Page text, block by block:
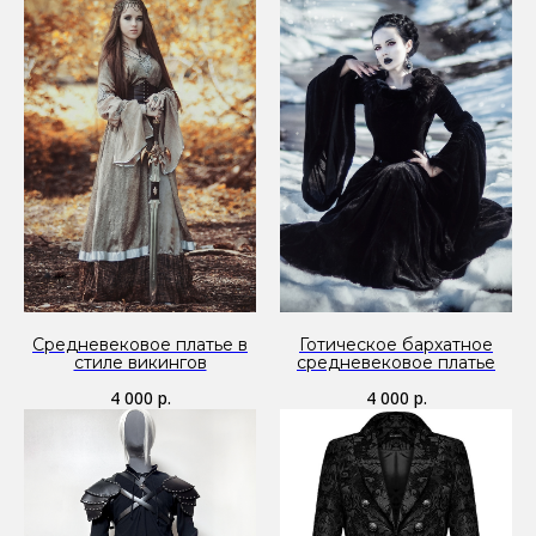
Средневековое платье в
стиле викингов
4 000 р.
Готическое бархатное
средневековое платье
4 000 р.